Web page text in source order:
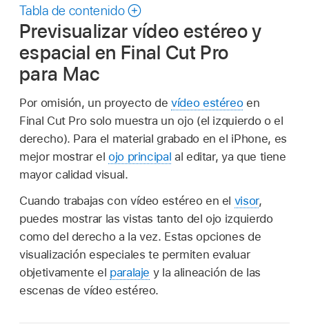
Tabla de contenido
Previsualizar vídeo estéreo y
espacial en Final Cut Pro
para Mac
Por omisión, un proyecto devídeo estéreoen
Final Cut Pro solo muestra un ojo (el izquierdo o el
derecho). Para el material grabado en el iPhone, es
mejor mostrar el ojo principal al editar, ya que tiene
mayor calidad visual.
Cuando trabajas con vídeo estéreo en el visor,
puedes mostrar las vistas tanto del ojo izquierdo
como del derecho a la vez. Estas opciones de
visualización especiales te permiten evaluar
objetivamente el paralaje y la alineación de las
escenas de vídeo estéreo.